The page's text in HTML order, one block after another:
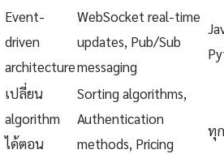
Event-
driven
architecture
WebSocket real-time
updates, Pub/Sub
messaging
เปลี่ยน
algorithm
ได้ตอน
Sorting algorithms,
Authentication
methods, Pricing
ทุ